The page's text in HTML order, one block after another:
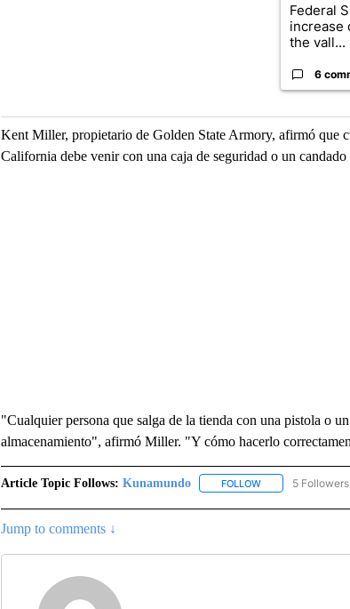
Federal
increase
the vall...
6
Kent Miller, propietario de Golden State Armory, afirmó que
California debe venir con una caja de seguridad o un
"Cualquier persona que salga de la tienda con una pistola o
almacenamiento", afirmó Miller. "Y cómo hacerlo
Article Topic Follows: Kunamundo FOLLOWFOLLOW5 Followers
Jump to comments ↓